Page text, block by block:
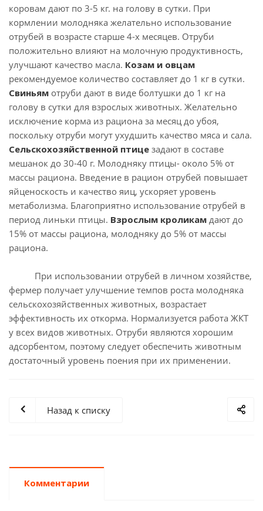
коровам дают по 3-5 кг. на голову в сутки. При
кормлении молодняка желательно использование
отрубей в возрасте старше 4-х месяцев. Отруби
положительно влияют на молочную продуктивность,
улучшают качество масла. Козам и овцам
рекомендуемое количество составляет до 1 кг в сутки.
Свиньям отруби дают в виде болтушки до 1 кг на
голову в сутки для взрослых животных. Желательно
исключение корма из рациона за месяц до убоя,
поскольку отруби могут ухудшить качество мяса и сала.
Сельскохозяйственной птице задают в составе
мешанок до 30-40 г. Молодняку птицы- около 5% от
массы рациона. Введение в рацион отрубей повышает
яйценоскость и качество яиц, ускоряет уровень
метаболизма. Благоприятно использование отрубей в
период линьки птицы. Взрослым кроликам дают до
15% от массы рациона, молодняку до 5% от массы
рациона.
При использовании отрубей в личном хозяйстве,
фермер получает улучшение темпов роста молодняка
сельскохозяйственных животных, возрастает
эффективность их откорма. Нормализуется работа ЖКТ
у всех видов животных. Отруби являются хорошим
адсорбентом, поэтому следует обеспечить животным
достаточный уровень поения при их применении.
Назад к списку
Комментарии